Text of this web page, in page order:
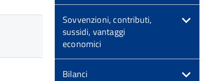
Sovvenzioni, contributi,
sussidi, vantaggi
economici
Bilanci